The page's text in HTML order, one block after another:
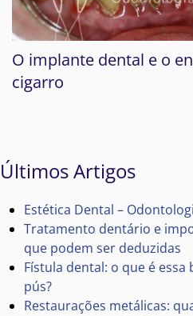
O implante dental e o
cigarro
Últimos Artigos
Estética Dental –
Tratamento dentário e
que podem ser deduzidas
Fístula dental: o que é
pús?
Restaurações metálicas: